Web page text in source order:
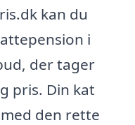
kan du
i
der tager
pris. Din kat
den rette